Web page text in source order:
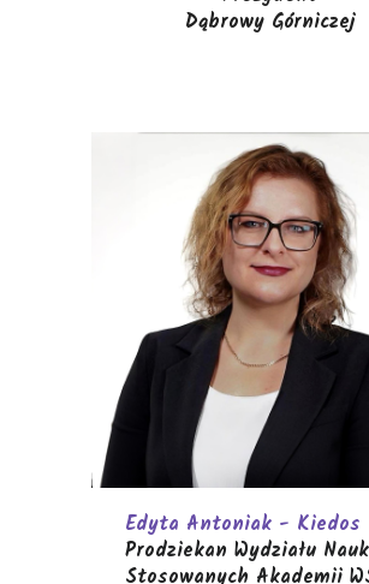
Dąbrowy Górniczej
Edyta Antoniak - Kiedos
Prodziekan Wydziału Nauk
Stosowanych Akademii